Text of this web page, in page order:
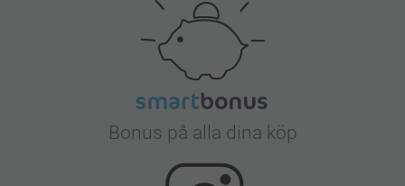
Bonus på alla dina köp